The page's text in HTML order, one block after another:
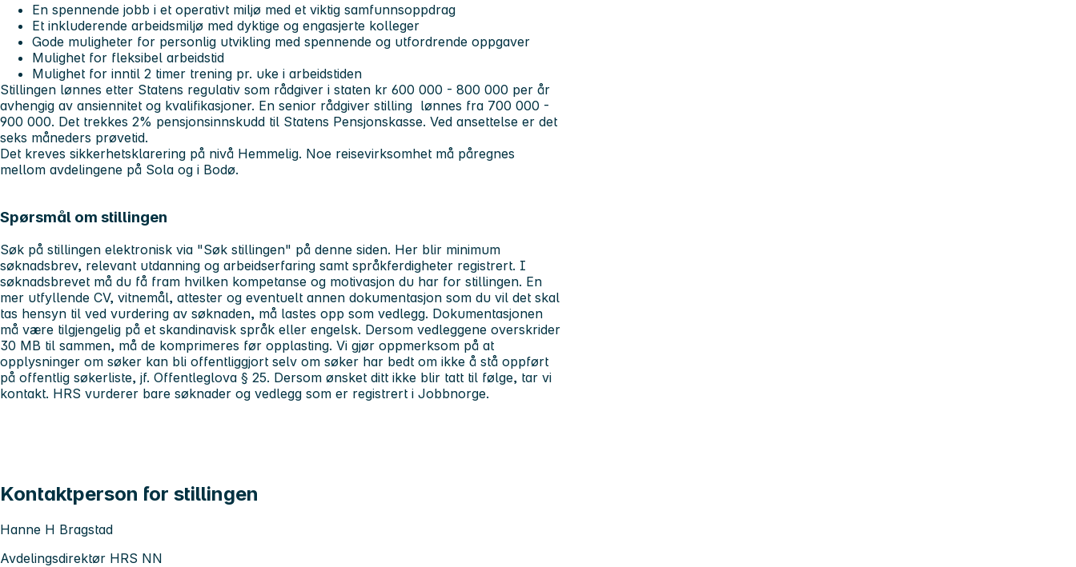
En spennende jobb i et operativt miljø med et viktig samfunnsoppdrag
Et inkluderende arbeidsmiljø med dyktige og engasjerte kolleger
Gode muligheter for personlig utvikling med spennende og utfordrende oppgaver
Mulighet for fleksibel arbeidstid
Mulighet for inntil 2 timer trening pr. uke i arbeidstiden
Stillingen lønnes etter Statens regulativ som rådgiver i staten kr 600 000 - 800 000 per år
avhengig av ansiennitet og kvalifikasjoner. En senior rådgiver stilling lønnes fra 700 000 -
900 000. Det trekkes 2% pensjonsinnskudd til Statens Pensjonskasse. Ved ansettelse er det
seks måneders prøvetid.
Det kreves sikkerhetsklarering på nivå Hemmelig. Noe reisevirksomhet må påregnes
mellom avdelingene på Sola og i Bodø.
Spørsmål om stillingen
Søk på stillingen elektronisk via "Søk stillingen" på denne siden. Her blir minimum
søknadsbrev, relevant utdanning og arbeidserfaring samt språkferdigheter registrert. I
søknadsbrevet må du få fram hvilken kompetanse og motivasjon du har for stillingen. En
mer utfyllende CV, vitnemål, attester og eventuelt annen dokumentasjon som du vil det skal
tas hensyn til ved vurdering av søknaden, må lastes opp som vedlegg. Dokumentasjonen
må være tilgjengelig på et skandinavisk språk eller engelsk. Dersom vedleggene overskrider
30 MB til sammen, må de komprimeres før opplasting. Vi gjør oppmerksom på at
opplysninger om søker kan bli offentliggjort selv om søker har bedt om ikke å stå oppført
på offentlig søkerliste, jf. Offentleglova § 25. Dersom ønsket ditt ikke blir tatt til følge, tar vi
kontakt. HRS vurderer bare søknader og vedlegg som er registrert i Jobbnorge.
Kontaktperson for stillingen
Hanne H Bragstad
Avdelingsdirektør HRS NN